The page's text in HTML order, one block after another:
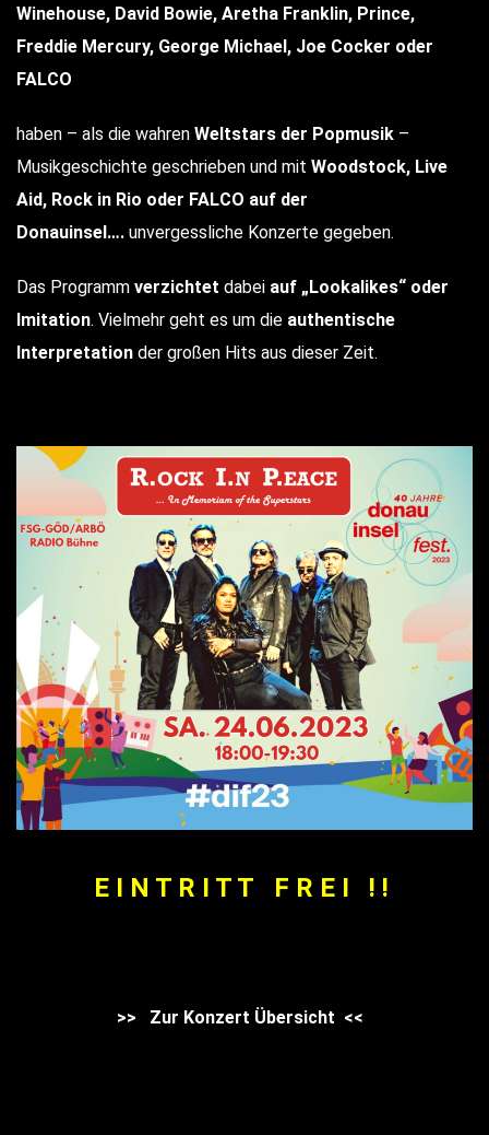
Winehouse, David Bowie, Aretha Franklin, Prince,
Freddie Mercury, George Michael, Joe Cocker oder
FALCO
haben – als die wahren Weltstars der Popmusik –
Musikgeschichte geschrieben und mit Woodstock, Live
Aid, Rock in Rio oder FALCO auf der
Donauinsel…. unvergessliche Konzerte gegeben.
Das Programm verzichtet dabei auf „Lookalikes“ oder
Imitation. Vielmehr geht es um die authentische
Interpretation der großen Hits aus dieser Zeit.
E I N T R I T T F R E I ! !
>> Zur Konzert Übersicht <<